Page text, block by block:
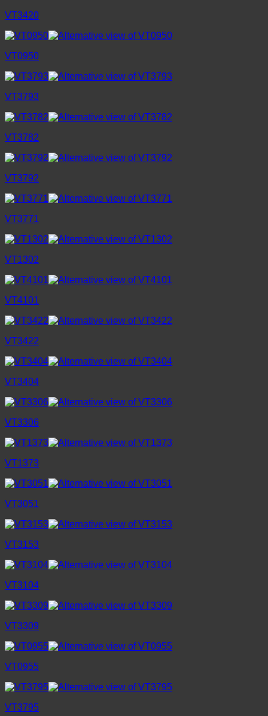
VT3420
VT0950
VT3793
VT3782
VT3792
VT3771
VT1302
VT4101
VT3422
VT3404
VT3306
VT1373
VT3051
VT3153
VT3104
VT3309
VT0955
VT3795